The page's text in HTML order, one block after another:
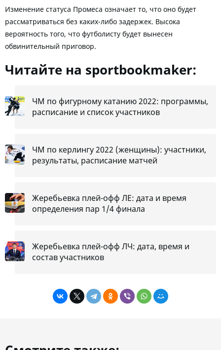
Изменение статуса Промеса означает то, что оно будет
рассматриваться без каких-либо задержек. Высока
вероятность того, что футболисту будет вынесен
обвинительный приговор.
Читайте на sportbookmaker:
ЧМ по фигурному катанию 2022: программы,
расписание и список участников
ЧМ по керлингу 2022 (женщины): участники,
результаты, расписание матчей
Жеребьевка плей-офф ЛЕ: дата и время
определения пар 1/4 финала
Жеребьевка плей-офф ЛЧ: дата, время и
состав участников